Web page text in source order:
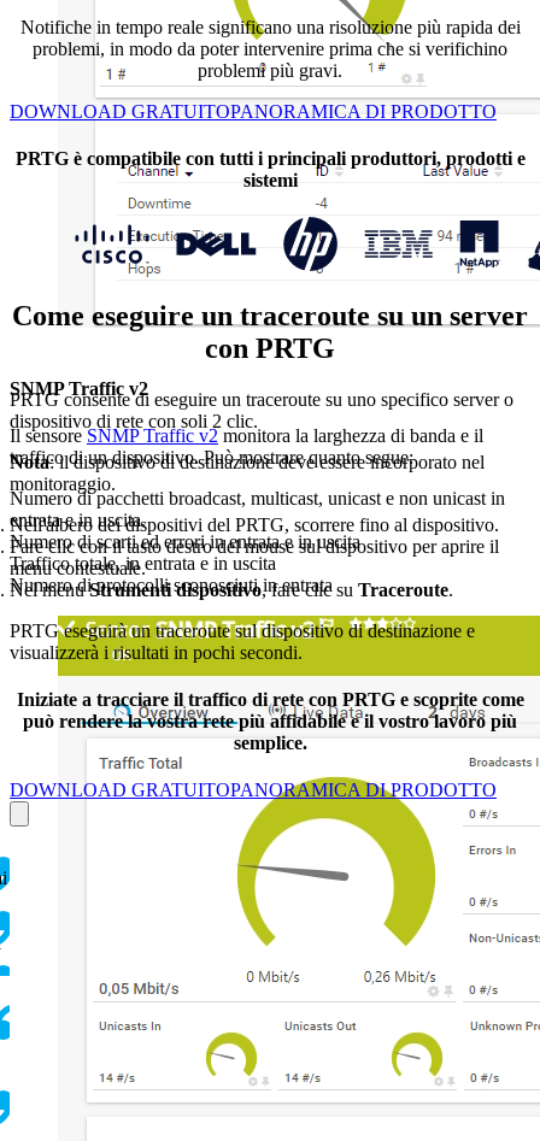
SNMP Traffic v2
Il sensore SNMP Traffic v2 monitora la larghezza di banda e il
traffico di un dispositivo. Può mostrare quanto segue:
Numero di pacchetti broadcast, multicast, unicast e non unicast in
entrata e in uscita.
Numero di scarti ed errori in entrata e in uscita
Traffico totale, in entrata e in uscita
Numero di protocolli sconosciuti in entrata
Notifiche in tempo reale significano una risoluzione più rapida dei
problemi, in modo da poter intervenire prima che si verifichino
problemi più gravi.
DOWNLOAD GRATUITOPANORAMICA DI PRODOTTO
PRTG è compatibile con tutti i principali produttori, prodotti e
sistemi
Come eseguire un traceroute su un server
con PRTG
PRTG consente di eseguire un traceroute su uno specifico server o
dispositivo di rete con soli 2 clic.
Nota: il dispositivo di destinazione deve essere incorporato nel
monitoraggio.
Nell'albero dei dispositivi del PRTG, scorrere fino al dispositivo.
Fare clic con il tasto destro del mouse sul dispositivo per aprire il
menu contestuale.
Nel menuStrumenti dispositivo, fare clic su Traceroute.
PRTG eseguirà un traceroute sul dispositivo di destinazione e
visualizzerà i risultati in pochi secondi.
Iniziate a tracciare il traffico di rete con PRTG e scoprite come
può rendere la vostra rete più affidabile e il vostro lavoro più
semplice.
DOWNLOAD GRATUITOPANORAMICA DI PRODOTTO